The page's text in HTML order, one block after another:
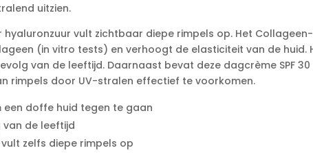
uitzien.
vult zichtbaar diepe rimpels op. Het
(in vitro tests) en verhoogt de elasticiteit van de huid.
van de leeftijd. Daarnaast bevat deze dagcrème SPF
rimpels door UV-stralen effectief te voorkomen.
een doffe huid tegen te gaan
de leeftijd
zelfs diepe rimpels op